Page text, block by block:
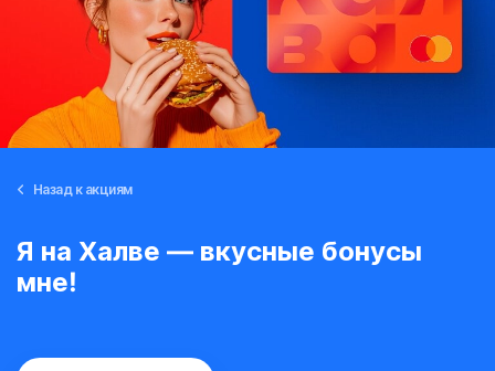
Назад к акциям
Я на Халве — вкусные бонусы
мне!